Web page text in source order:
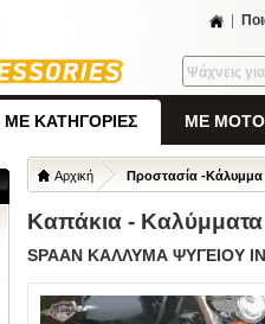
ΜΕ ΚΑΤΗΓΟΡΙΕΣ ΜΕ
Αρχική Προστασία -Κάλυμμα
Καπάκια - Καλύμματα
SPAAN ΚΑΛΛΥΜΑ ΨΥΓΕΙΟΥ